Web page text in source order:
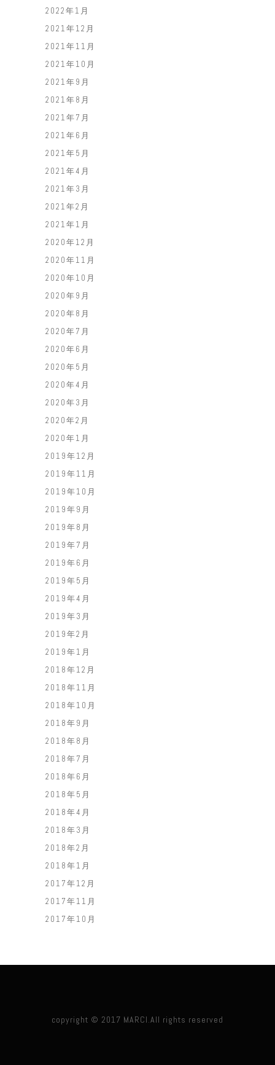
2022年1月
2021年12月
2021年11月
2021年10月
2021年9月
2021年8月
2021年7月
2021年6月
2021年5月
2021年4月
2021年3月
2021年2月
2021年1月
2020年12月
2020年11月
2020年10月
2020年9月
2020年8月
2020年7月
2020年6月
2020年5月
2020年4月
2020年3月
2020年2月
2020年1月
2019年12月
2019年11月
2019年10月
2019年9月
2019年8月
2019年7月
2019年6月
2019年5月
2019年4月
2019年3月
2019年2月
2019年1月
2018年12月
2018年11月
2018年10月
2018年9月
2018年8月
2018年7月
2018年6月
2018年5月
2018年4月
2018年3月
2018年2月
2018年1月
2017年12月
2017年11月
2017年10月
copyright © 2017 MARCI.All rights reserved